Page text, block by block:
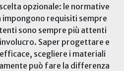
opzionale: le normative
impongono requisiti sempre
sono sempre più attenti
Saper progettare e
scegliere i materiali
può fare la differenza